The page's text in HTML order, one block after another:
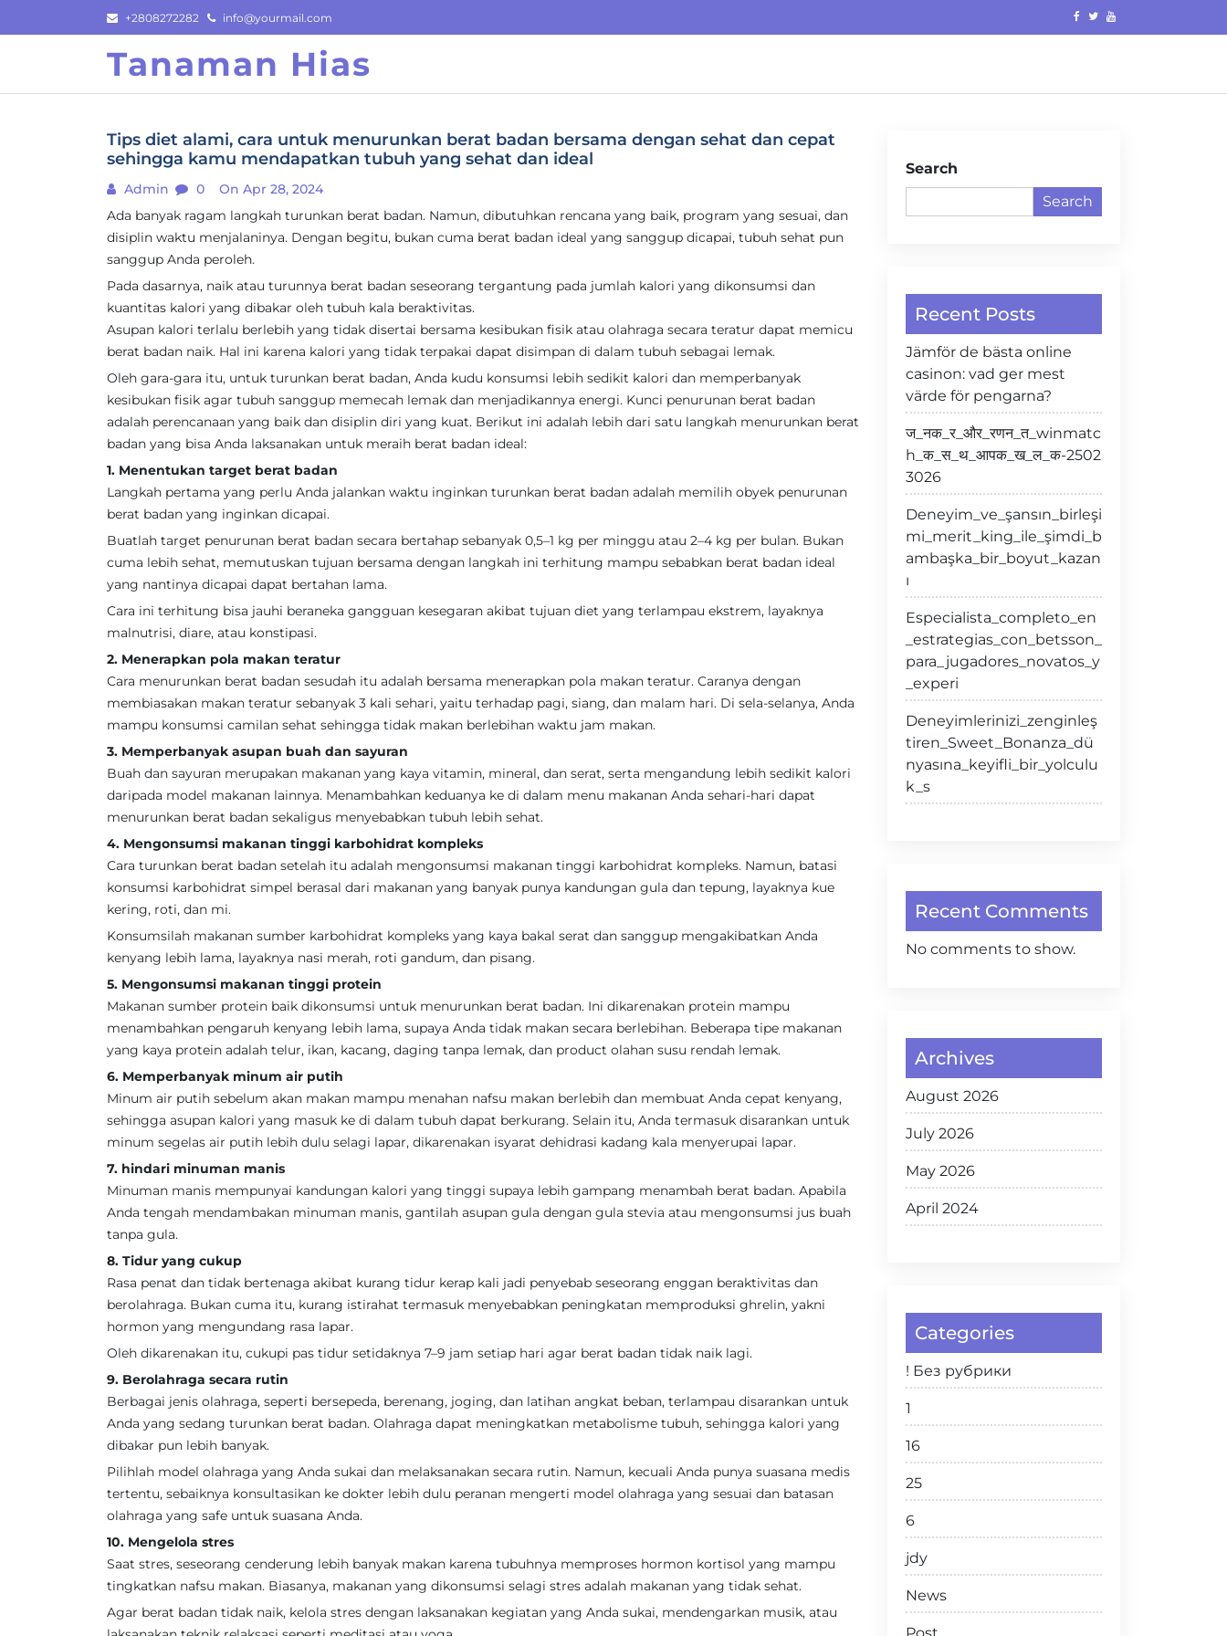
to
+2808272282 info@yourmail.com
Tanaman Hias
Tips diet alami, cara untuk menurunkan berat badan bersama dengan sehat dan cepat
sehingga kamu mendapatkan tubuh yang sehat dan ideal
Admin 0
On Apr 28, 2024
Ada banyak ragam langkah turunkan berat badan. Namun, dibutuhkan rencana yang baik, program yang sesuai, dan
disiplin waktu menjalaninya. Dengan begitu, bukan cuma berat badan ideal yang sanggup dicapai, tubuh sehat pun
sanggup Anda peroleh.
Pada dasarnya, naik atau turunnya berat badan seseorang tergantung pada jumlah kalori yang dikonsumsi dan
kuantitas kalori yang dibakar oleh tubuh kala beraktivitas.
Asupan kalori terlalu berlebih yang tidak disertai bersama kesibukan fisik atau olahraga secara teratur dapat memicu
berat badan naik. Hal ini karena kalori yang tidak terpakai dapat disimpan di dalam tubuh sebagai lemak.
Oleh gara-gara itu, untuk turunkan berat badan, Anda kudu konsumsi lebih sedikit kalori dan memperbanyak
kesibukan fisik agar tubuh sanggup memecah lemak dan menjadikannya energi. Kunci penurunan berat badan
adalah perencanaan yang baik dan disiplin diri yang kuat. Berikut ini adalah lebih dari satu langkah menurunkan berat
badan yang bisa Anda laksanakan untuk meraih berat badan ideal:
1. Menentukan target berat badan
Langkah pertama yang perlu Anda jalankan waktu inginkan turunkan berat badan adalah memilih obyek penurunan
berat badan yang inginkan dicapai.
Buatlah target penurunan berat badan secara bertahap sebanyak 0,5–1 kg per minggu atau 2–4 kg per bulan. Bukan
cuma lebih sehat, memutuskan tujuan bersama dengan langkah ini terhitung mampu sebabkan berat badan ideal
yang nantinya dicapai dapat bertahan lama.
Cara ini terhitung bisa jauhi beraneka gangguan kesegaran akibat tujuan diet yang terlampau ekstrem, layaknya
malnutrisi, diare, atau konstipasi.
2. Menerapkan pola makan teratur
Cara menurunkan berat badan sesudah itu adalah bersama menerapkan pola makan teratur. Caranya dengan
membiasakan makan teratur sebanyak 3 kali sehari, yaitu terhadap pagi, siang, dan malam hari. Di sela-selanya, Anda
mampu konsumsi camilan sehat sehingga tidak makan berlebihan waktu jam makan.
3. Memperbanyak asupan buah dan sayuran
Buah dan sayuran merupakan makanan yang kaya vitamin, mineral, dan serat, serta mengandung lebih sedikit kalori
daripada model makanan lainnya. Menambahkan keduanya ke di dalam menu makanan Anda sehari-hari dapat
menurunkan berat badan sekaligus menyebabkan tubuh lebih sehat.
4. Mengonsumsi makanan tinggi karbohidrat kompleks
Cara turunkan berat badan setelah itu adalah mengonsumsi makanan tinggi karbohidrat kompleks. Namun, batasi
konsumsi karbohidrat simpel berasal dari makanan yang banyak punya kandungan gula dan tepung, layaknya kue
kering, roti, dan mi.
Konsumsilah makanan sumber karbohidrat kompleks yang kaya bakal serat dan sanggup mengakibatkan Anda
kenyang lebih lama, layaknya nasi merah, roti gandum, dan pisang.
5. Mengonsumsi makanan tinggi protein
Makanan sumber protein baik dikonsumsi untuk menurunkan berat badan. Ini dikarenakan protein mampu
menambahkan pengaruh kenyang lebih lama, supaya Anda tidak makan secara berlebihan. Beberapa tipe makanan
yang kaya protein adalah telur, ikan, kacang, daging tanpa lemak, dan product olahan susu rendah lemak.
6. Memperbanyak minum air putih
Minum air putih sebelum akan makan mampu menahan nafsu makan berlebih dan membuat Anda cepat kenyang,
sehingga asupan kalori yang masuk ke di dalam tubuh dapat berkurang. Selain itu, Anda termasuk disarankan untuk
minum segelas air putih lebih dulu selagi lapar, dikarenakan isyarat dehidrasi kadang kala menyerupai lapar.
7. hindari minuman manis
Minuman manis mempunyai kandungan kalori yang tinggi supaya lebih gampang menambah berat badan. Apabila
Anda tengah mendambakan minuman manis, gantilah asupan gula dengan gula stevia atau mengonsumsi jus buah
tanpa gula.
8. Tidur yang cukup
Rasa penat dan tidak bertenaga akibat kurang tidur kerap kali jadi penyebab seseorang enggan beraktivitas dan
berolahraga. Bukan cuma itu, kurang istirahat termasuk menyebabkan peningkatan memproduksi ghrelin, yakni
hormon yang mengundang rasa lapar.
Oleh dikarenakan itu, cukupi pas tidur setidaknya 7–9 jam setiap hari agar berat badan tidak naik lagi.
9. Berolahraga secara rutin
Berbagai jenis olahraga, seperti bersepeda, berenang, joging, dan latihan angkat beban, terlampau disarankan untuk
Anda yang sedang turunkan berat badan. Olahraga dapat meningkatkan metabolisme tubuh, sehingga kalori yang
dibakar pun lebih banyak.
Pilihlah model olahraga yang Anda sukai dan melaksanakan secara rutin. Namun, kecuali Anda punya suasana medis
tertentu, sebaiknya konsultasikan ke dokter lebih dulu peranan mengerti model olahraga yang sesuai dan batasan
olahraga yang safe untuk suasana Anda.
10. Mengelola stres
Saat stres, seseorang cenderung lebih banyak makan karena tubuhnya memproses hormon kortisol yang mampu
tingkatkan nafsu makan. Biasanya, makanan yang dikonsumsi selagi stres adalah makanan yang tidak sehat.
Agar berat badan tidak naik, kelola stres dengan laksanakan kegiatan yang Anda sukai, mendengarkan musik, atau
Search
Search
Recent Posts
Jämför de bästa online
casinon: vad ger mest
värde för pengarna?
ज_नक_र_और_रणन_त_winmatc
h_क_स_थ_आपक_ख_ल_क-2502
3026
Deneyim_ve_şansın_birleşi
mi_merit_king_ile_şimdi_b
ambaşka_bir_boyut_kazan
ı
Especialista_completo_en
_estrategias_con_betsson_
para_jugadores_novatos_y
_experi
Deneyimlerinizi_zenginleş
tiren_Sweet_Bonanza_dü
nyasına_keyifli_bir_yolculu
k_s
Recent Comments
No comments to show.
Archives
August 2026
July 2026
May 2026
April 2024
Categories
! Без рубрики
1
16
25
6
jdy
News